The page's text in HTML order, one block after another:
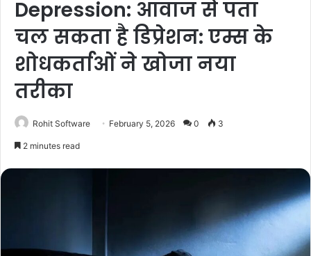
Depression: आवाज से पता
चल सकता है डिप्रेशन: एम्स के
शोधकर्ताओं ने खोजा नया
तरीका
Rohit Software February 5, 2026 0 3
2 minutes read